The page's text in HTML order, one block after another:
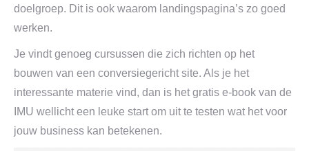
doelgroep. Dit is ook waarom landingspagina’s zo goed
werken.
Je vindt genoeg cursussen die zich richten op het
bouwen van een conversiegericht site. Als je het
interessante materie vind, dan is het gratis e-book van de
IMU wellicht een leuke start om uit te testen wat het voor
jouw business kan betekenen.